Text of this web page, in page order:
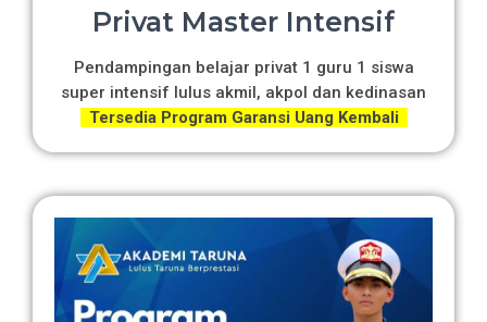
Privat Master Intensif
Pendampingan belajar privat 1 guru 1 siswa
super intensif lulus akmil, akpol dan kedinasan
Tersedia Program Garansi Uang Kembali